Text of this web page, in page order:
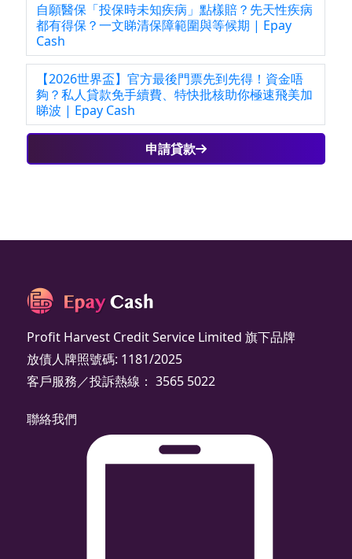
自願醫保「投保時未知疾病」點樣賠？先天性疾病
都有得保？一文睇清保障範圍與等候期 | Epay
Cash
【2026世界盃】官方最後門票先到先得！資金唔
夠？私人貸款免手續費、特快批核助你極速飛美加
睇波 | Epay Cash
申請貸款
Profit Harvest Credit Service Limited 旗下品牌
放債人牌照號碼: 1181/2025
客戶服務／投訴熱線： 3565 5022
聯絡我們